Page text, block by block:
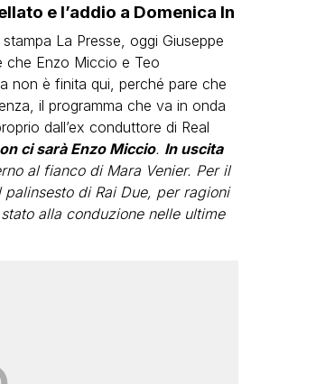
e l’addio a Domenica In
La Presse, oggi Giuseppe
che Enzo Miccio e Teo
non è finita qui, perché pare che
il programma che va in onda
dall’ex conduttore di Real
ci sarà Enzo Miccio. In uscita
al fianco di Mara Venier. Per il
di Rai Due, per ragioni
alla conduzione nelle ultime